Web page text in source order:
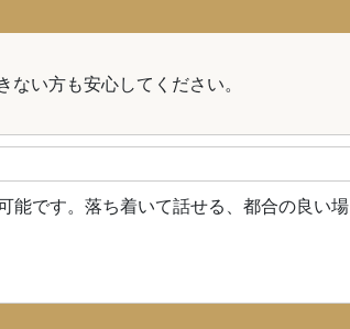
い方も安心してください。
能です。落ち着いて話せる、都合の良い場